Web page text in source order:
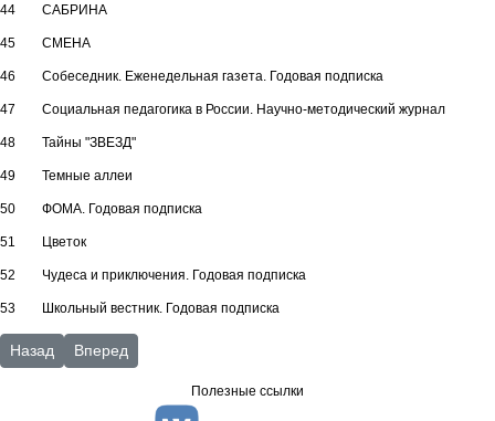
44 САБРИНА
45 СМЕНА
46 Собеседник. Еженедельная газета. Годовая подписка
47 Социальная педагогика в России. Научно-методический журнал
48 Тайны "ЗВЕЗД"
49 Темные аллеи
50 ФОМА. Годовая подписка
51 Цветок
52 Чудеса и приключения. Годовая подписка
53 Школьный вестник. Годовая подписка
Предыдущий: «Говорящие» книги на флэш-картах
Назад Следующий: Периодические издания 2020
Вперед
Полезные ссылки